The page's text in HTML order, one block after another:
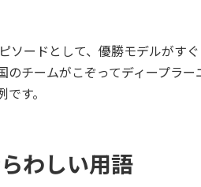
ソードとして、優勝モデルが
チームがこぞってディープラ
す。
わしい用語